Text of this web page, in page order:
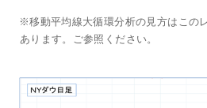
※移動平均線大循環分析の見方はこの
あります。ご参照ください。